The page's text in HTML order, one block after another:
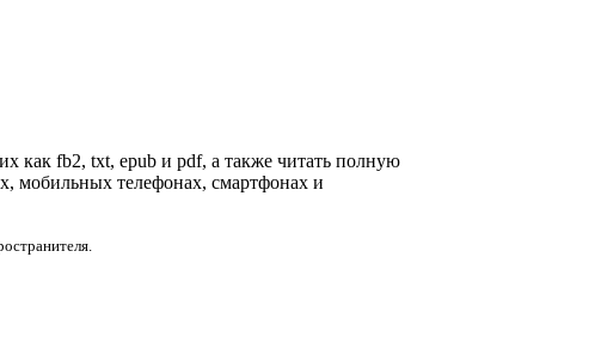
как fb2, txt, epub и pdf, а также читать полную
мобильных телефонах, смартфонах и